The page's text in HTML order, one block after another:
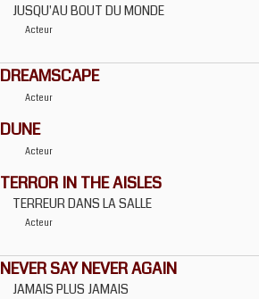
JUSQU'AU BOUT DU MONDE
Acteur
DREAMSCAPE
Acteur
DUNE
Acteur
TERROR IN THE AISLES
TERREUR DANS LA SALLE
Acteur
NEVER SAY NEVER AGAIN
JAMAIS PLUS JAMAIS